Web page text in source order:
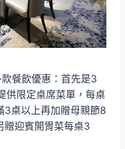
餐飲優惠：首先是3
供限定桌席菜單，每桌
3桌以上再加贈母親節8
迎賓開胃菜每桌3